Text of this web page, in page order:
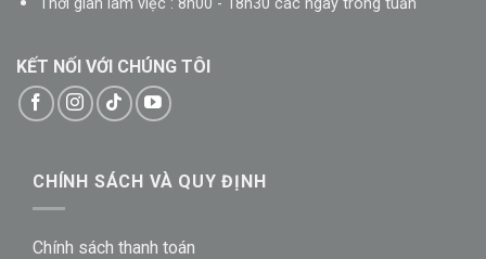
KẾT NỐI VỚI CHÚNG TÔI
CHÍNH SÁCH VÀ QUY ĐỊNH
Chính sách thanh toán